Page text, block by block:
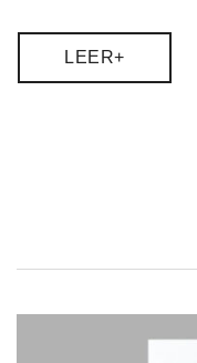
LEER+